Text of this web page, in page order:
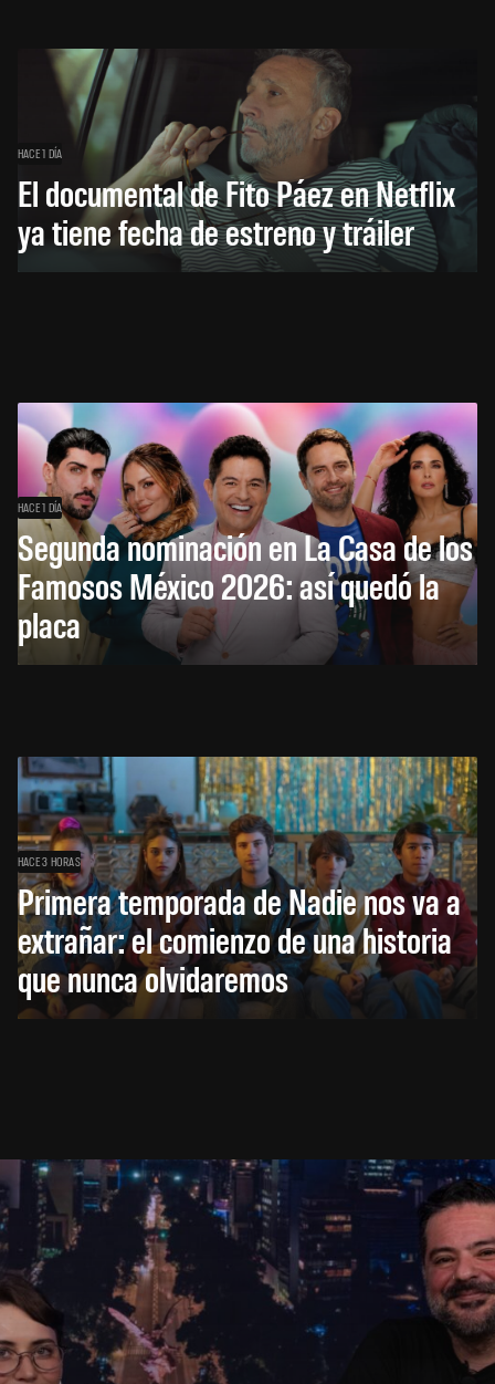
HACE 1 DÍA
El documental de Fito Páez en Netflix
ya tiene fecha de estreno y tráiler
HACE 1 DÍA
Segunda nominación en La Casa de los
Famosos México 2026: así quedó la
placa
HACE 3 HORAS
Primera temporada de Nadie nos va a
extrañar: el comienzo de una historia
que nunca olvidaremos